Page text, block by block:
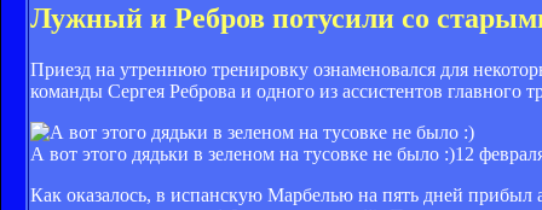
Лужный и Ребров потусили со
Приезд на утреннюю тренировку ознаменовался для
команды Сергея Реброва и одного из ассистентов главного
А вот этого дядьки в зеленом на тусовке не было :)12
Как оказалось, в испанскую Марбелью на пять дней